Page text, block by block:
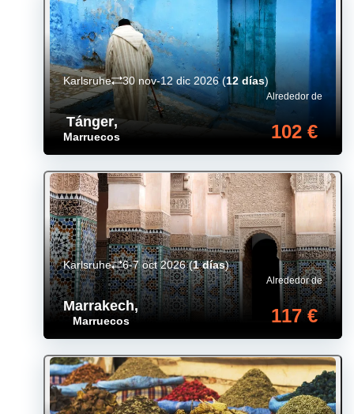
Tánger,
Marruecos
Alrededor de
102 €
Karlsruhe 30 nov-12 dic 2026(12 días)
Marrakech,
Marruecos
Alrededor de
117 €
Karlsruhe 6-7 oct 2026(1 días)